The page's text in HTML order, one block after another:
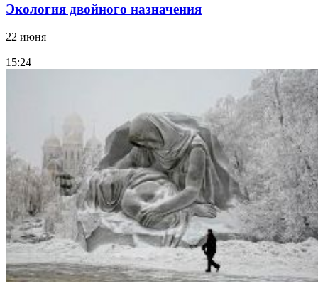
Экология двойного назначения
22 июня
15:24